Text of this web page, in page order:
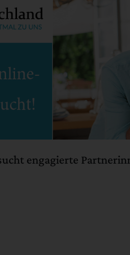
engagierte